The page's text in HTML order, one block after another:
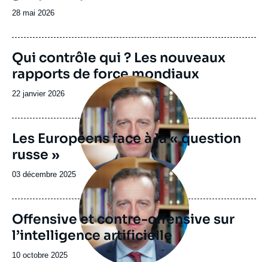
Date
publication
28 mai 2026
Image
de
couverture
la
Qui contrôle qui ? Les nouveaux
rapports de force mondiaux
Date
publication
22 janvier 2026
Image
principale
Les Européens face à la « question
russe »
Date
publication
03 décembre 2025
Image
principale
Offensive et contre-offensive sur
l’intelligence artificielle
Date
10 octobre 2025